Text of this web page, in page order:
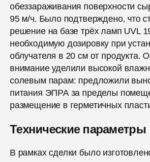
обеззараживания поверхности
95 м/ч. Было подтверждено, что
решение на базе трёх ламп UVL
необходимую дозировку при
облучателя в 20 см от продукта.
внимание уделили высокой
солевым парам: предложили
питания ЭПРА за пределы
размещение в герметичных
Технические параметры
В рамках сделки было